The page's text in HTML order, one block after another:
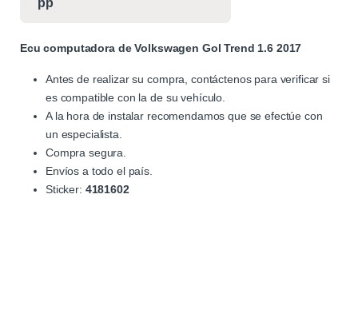
Ecu computadora de Volkswagen Gol Trend 1.6 2017
Antes de realizar su compra, contáctenos para verificar si
es compatible con la de su vehículo.
A la hora de instalar recomendamos que se efectúe con
un especialista.
Compra segura.
Envíos a todo el país.
Sticker: 4181602